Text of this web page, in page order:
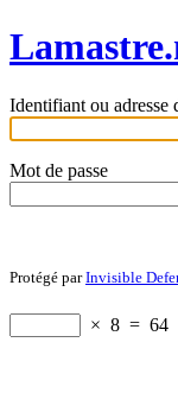
Identifiant ou adresse
Mot de passe
Protégé parInvisible
× 8 = 64